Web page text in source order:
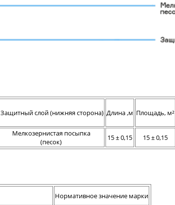
Защитный слой (нижняя сторона) Длина ,м Площадь, м²
Мелкозернистая посыпка
(песок)
15 ± 0,15 15 ± 0,15
Нормативное значение марки